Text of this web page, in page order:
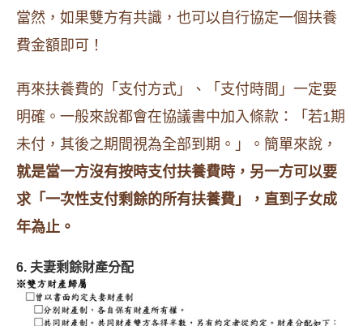
當然，如果雙方有共識，也可以自行協定一個扶養
費金額即可！
再來扶養費的「支付方式」、「支付時間」一定要
明確。一般來說都會在協議書中加入條款：「若1期
未付，其後之期間視為全部到期。」。簡單來說，
就是當一方沒有按時支付扶養費時，另一方可以要
求「一次性支付剩餘的所有扶養費」，直到子女成
年為止。
6. 夫妻剩餘財產分配